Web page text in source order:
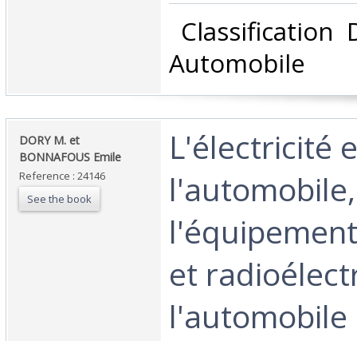
Classification
Automobile‎
‎DORY M. et
BONNAFOUS Emile‎
Reference : 24146
See the book
‎L'électricité
et